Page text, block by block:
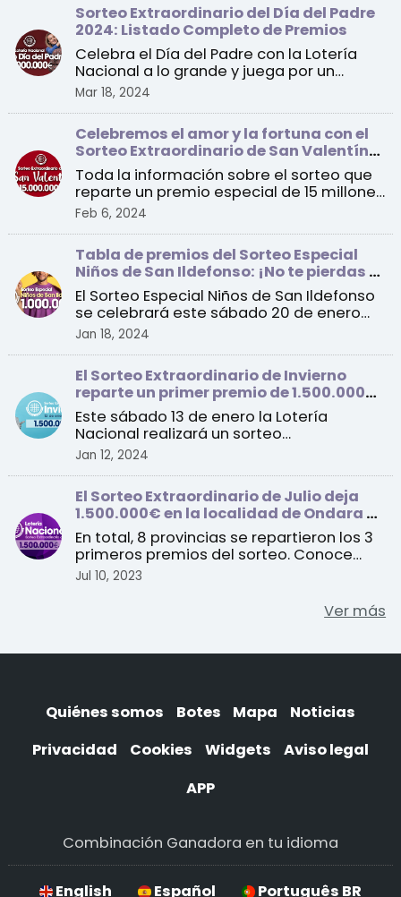
Sorteo Extraordinario del Día del Padre
2024: Listado Completo de Premios
Celebra el Día del Padre con la Lotería
Nacional a lo grande y juega por un
premio especial de 1 ...
Mar 18, 2024
Celebremos el amor y la fortuna con el
Sorteo Extraordinario de San Valentín
2024
Toda la información sobre el sorteo que
reparte un premio especial de 15 millones
Feb 6, 2024
Tabla de premios del Sorteo Especial
Niños de San Ildefonso: ¡No te pierdas el
sorteo de este sábado!
El Sorteo Especial Niños de San Ildefonso
se celebrará este sábado 20 de enero
con un primer pre ...
Jan 18, 2024
El Sorteo Extraordinario de Invierno
reparte un primer premio de 1.500.000
euros por serie
Este sábado 13 de enero la Lotería
Nacional realizará un sorteo
extraordinario con un total de 1 ...
Jan 12, 2024
El Sorteo Extraordinario de Julio deja
1.500.000€ en la localidad de Ondara en
Alicante
En total, 8 provincias se repartieron los 3
primeros premios del sorteo. Conoce
todos los detall ...
Jul 10, 2023
Ver más
Quiénes somos Botes Mapa
Noticias
Privacidad
Cookies Widgets
Aviso legal
APP
Combinación Ganadora en tu idioma
English Español Português BR